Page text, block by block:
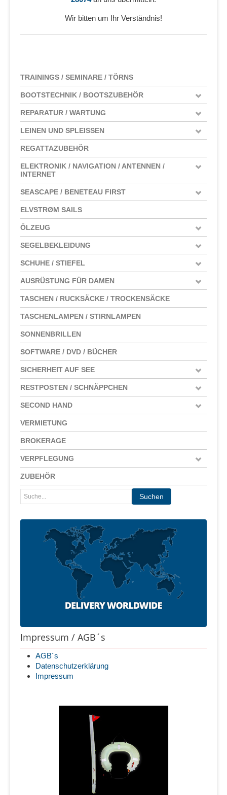
Wir bitten um Ihr Verständnis!
TRAININGS / SEMINARE / TÖRNS
BOOTSTECHNIK / BOOTSZUBEHÖR
REPARATUR / WARTUNG
LEINEN UND SPLEISSEN
REGATTAZUBEHÖR
ELEKTRONIK / NAVIGATION / ANTENNEN /
INTERNET
SEASCAPE / BENETEAU FIRST
ELVSTRØM SAILS
ÖLZEUG
SEGELBEKLEIDUNG
SCHUHE / STIEFEL
AUSRÜSTUNG FÜR DAMEN
TASCHEN / RUCKSÄCKE / TROCKENSÄCKE
TASCHENLAMPEN / STIRNLAMPEN
SONNENBRILLEN
SOFTWARE / DVD / BÜCHER
SICHERHEIT AUF SEE
RESTPOSTEN / SCHNÄPPCHEN
SECOND HAND
VERMIETUNG
BROKERAGE
VERPFLEGUNG
ZUBEHÖR
Impressum / AGB´s
AGB´s
Datenschutzerklärung
Impressum